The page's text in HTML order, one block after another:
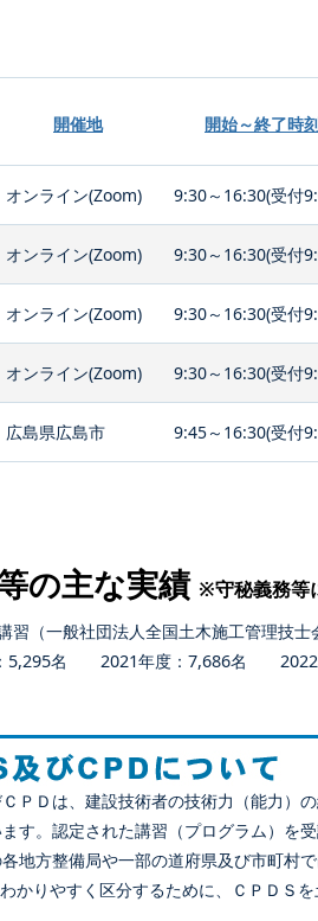
開催地 開始～終了時
オンライン(Zoom) 9:30～16:30(受付
オンライン(Zoom) 9:30～16:30(受付
オンライン(Zoom) 9:30～16:30(受付
オンライン(Zoom) 9:30～16:30(受付
広島県広島市 9:45～16:30(受付
の主な実績 ※守秘義務等
習（一般社団法人全国土木施工管理技士
名 2021年度：7,686名 2022
ＰＤは、建設技術者の技術力（能力）
す。認定された講習（プログラム）を
地方整備局や一部の道府県及び市町村
かりやすく区分するために、ＣＰＤＳ